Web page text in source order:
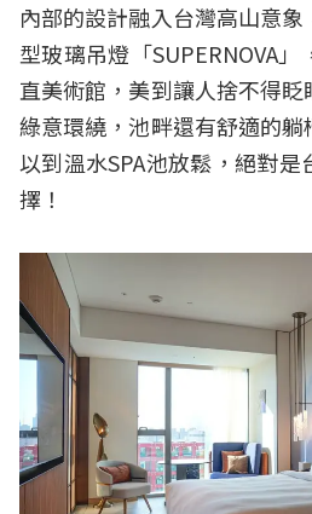
內部的設計融入台灣高山意
型玻璃吊燈「SUPERNOVA
直美術館，美到讓人捨不得
綠意環繞，池畔還有舒適的
以到溫水SPA池放鬆，絕對
擇！